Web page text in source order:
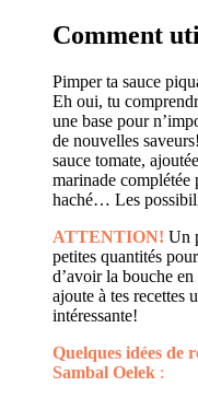
Comment
Pimper ta sauce
Eh oui, tu
une base pour
de nouvelles
sauce tomate,
marinade complétée
haché… Les
ATTENTION! Un
petites quantités
d’avoir la bouche
ajoute à tes recettes
intéressante!
Quelques idées de
Sambal Oelek :